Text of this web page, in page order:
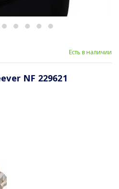
Есть в наличии
NF 229621